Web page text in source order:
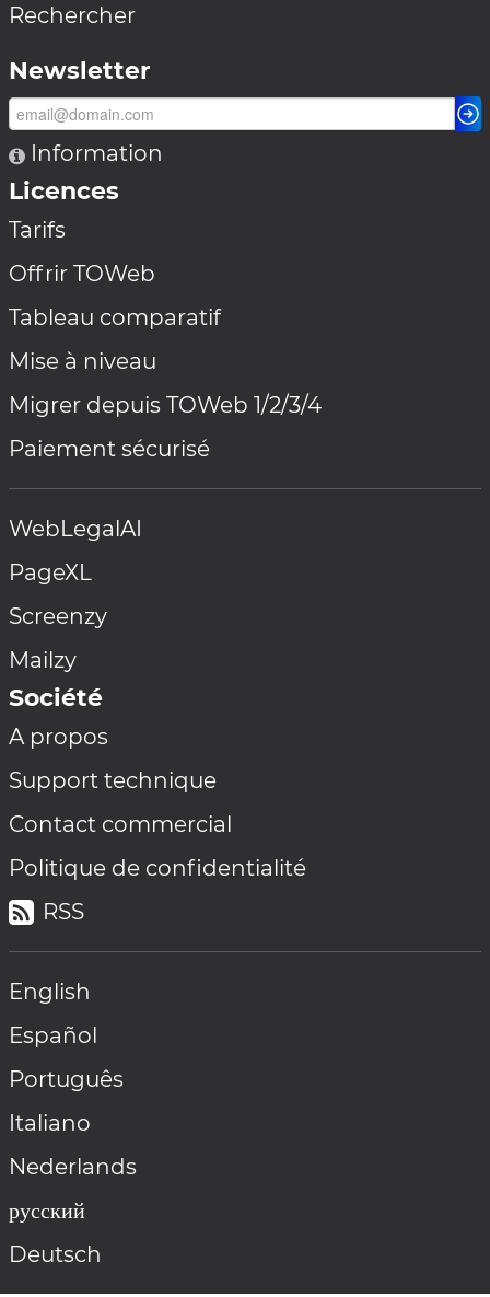
Rechercher
Newsletter
Information
Licences
Tarifs
Offrir TOWeb
Tableau comparatif
Mise à niveau
Migrer depuis TOWeb 1/2/3/4
Paiement sécurisé
WebLegalAI
PageXL
Screenzy
Mailzy
Société
A propos
Support technique
Contact commercial
Politique de confidentialité
RSS
English
Español
Português
Italiano
Nederlands
русский
Deutsch